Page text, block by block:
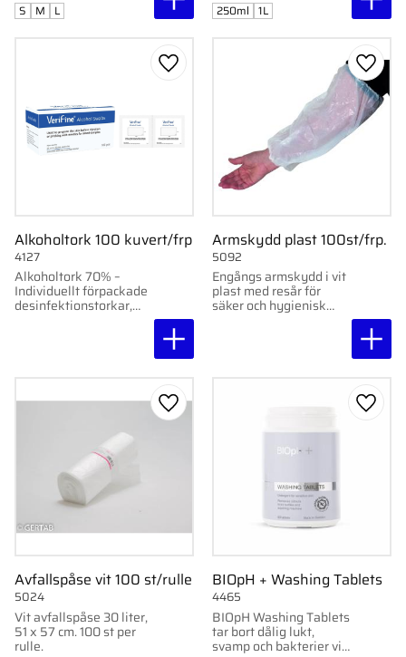
S M L 250ml 1L
Alkoholtork 100 kuvert/frp
Alkoholtork 70% –
Individuellt förpackade
desinfektionstorkar,
4127
Lägg till i favoriter
Armskydd plast 100st/frp.
Engångs armskydd i vit
plast med resår för
säker och hygienisk
5092
Lägg
Avfallspåse vit 100 st/rulle
Vit avfallspåse 30 liter,
51 x 57 cm. 100 st per
rulle.
5024
Lägg till i favoriter
BIOpH + Washing Tablets
BIOpH Washing Tablets
tar bort dålig lukt,
svamp och bakterier vid
4465
Lägg